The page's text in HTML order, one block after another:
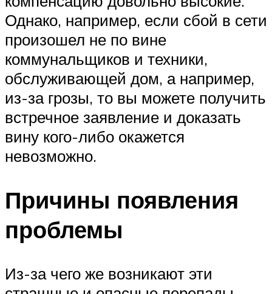
Однако, например, если сбой в сети
произошел не по вине
коммунальщиков и техники,
обслуживающей дом, а например,
из-за грозы, то вы можете получить
встречное заявление и доказать
вину кого-либо окажется
невозможно.
Причины появления
проблемы
Из-за чего же возникают эти